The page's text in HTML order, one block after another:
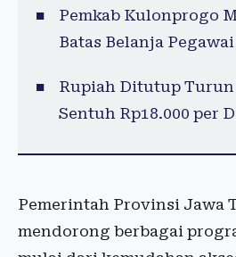
Pemkab Kulonprogo
Batas Belanja
Rupiah Ditutup Turun
Sentuh Rp18.000 per
Pemerintah Provinsi Jawa
mendorong berbagai